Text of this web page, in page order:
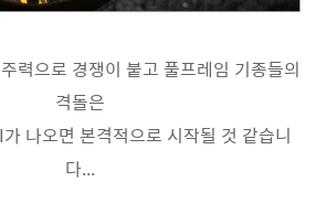
력으로 경쟁이 붙고 풀프레임 기종들의
격돌은
나오면 본격적으로 시작될 것 같습니
다...